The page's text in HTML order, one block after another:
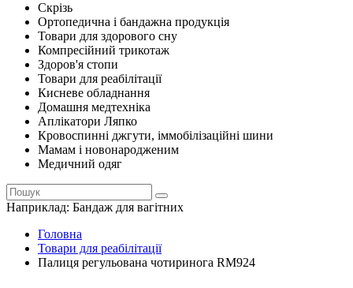
Скрізь
Ортопедична і бандажна продукція
Товари для здорового сну
Компресійний трикотаж
Здоров'я стопи
Товари для реабілітації
Кисневе обладнання
Домашня медтехніка
Аплікатори Ляпко
Кровоспинні джгути, іммобілізаційні шини
Мамам і новонародженим
Медичний одяг
Наприклад: Бандаж для вагітних
Головна
Товари для реабілітації
Палиця регульована чотиринога RM924